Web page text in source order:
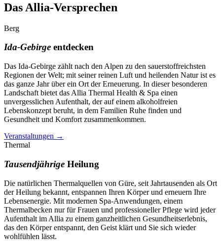
Das Allia-Versprechen
Berg
Ida-Gebirge entdecken
Das Ida-Gebirge zählt nach den Alpen zu den sauerstoffreichsten
Regionen der Welt; mit seiner reinen Luft und heilenden Natur ist es
das ganze Jahr über ein Ort der Erneuerung. In dieser besonderen
Landschaft bietet das Allia Thermal Health & Spa einen
unvergesslichen Aufenthalt, der auf einem alkoholfreien
Lebenskonzept beruht, in dem Familien Ruhe finden und
Gesundheit und Komfort zusammenkommen.
Veranstaltungen →
Thermal
Tausendjährige Heilung
Die natürlichen Thermalquellen von Güre, seit Jahrtausenden als Ort
der Heilung bekannt, entspannen Ihren Körper und erneuern Ihre
Lebensenergie. Mit modernen Spa-Anwendungen, einem
Thermalbecken nur für Frauen und professioneller Pflege wird jeder
Aufenthalt im Allia zu einem ganzheitlichen Gesundheitserlebnis,
das den Körper entspannt, den Geist klärt und Sie sich wieder
wohlfühlen lässt.